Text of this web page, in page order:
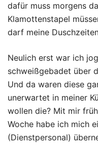
dafür muss morgens
Klamottenstapel
darf meine
Neulich erst war ich
schweißgebadet über
Und da waren diese
unerwartet in meiner
wollen die? Mit mir
Woche habe ich mich
(Dienstpersonal)